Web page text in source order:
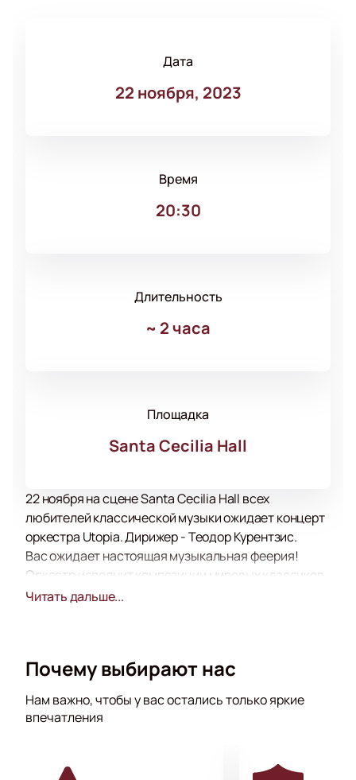
Дата
22 ноября, 2023
Время
20:30
Длительность
~ 2 часа
Площадка
Santa Cecilia Hall
22 ноября на сцене Santa Cecilia Hall всех
любителей классической музыки ожидает концерт
оркестра Utopia. Дирижер - Теодор Курентзис.
Вас ожидает настоящая музыкальная феерия!
Оркестр исполнит композиции мировых классиков,
а также авторства российских композиторов.
становились лауреатами музыкальных премий и
международного уровня.
Получите массу удовольствия от прослушивания
сокровенные струны души.
Читать дальше...
Почему выбирают нас
Нам важно, чтобы у вас остались только яркие
впечатления